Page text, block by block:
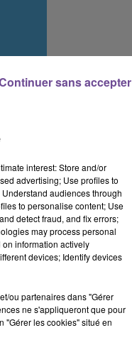
interest: Store and/or
advertising; Use profiles to
audiences through
to personalise content; Use
detect fraud, and fix errors;
may process personal
information actively
devices; Identify devices
ou partenaires dans "Gérer
ne s'appliqueront que pour
"Gérer les cookies" situé en
sans accepter